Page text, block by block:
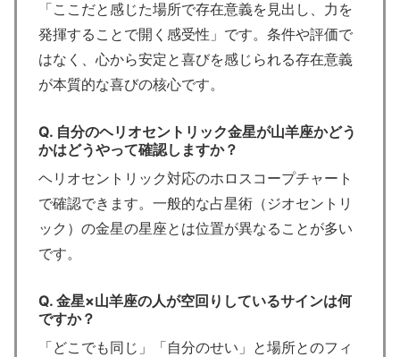
「ここだと感じた場所で存在意義を見出し、力を
発揮することで開く感受性」です。条件や評価で
はなく、心から安定と喜びを感じられる存在意義
が本質的な喜びの核心です。
Q. 自分のヘリオセントリック金星が山羊座かどう
かはどうやって確認しますか？
ヘリオセントリック対応のホロスコープチャート
で確認できます。一般的な占星術（ジオセントリ
ック）の金星の星座とは位置が異なることが多い
です。
Q. 金星×山羊座の人が空回りしているサインは何
ですか？
「どこでも同じ」「自分のせい」と場所とのフィ